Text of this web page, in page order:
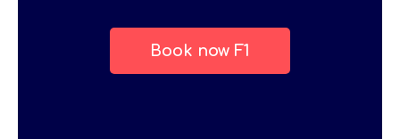
Book now F1